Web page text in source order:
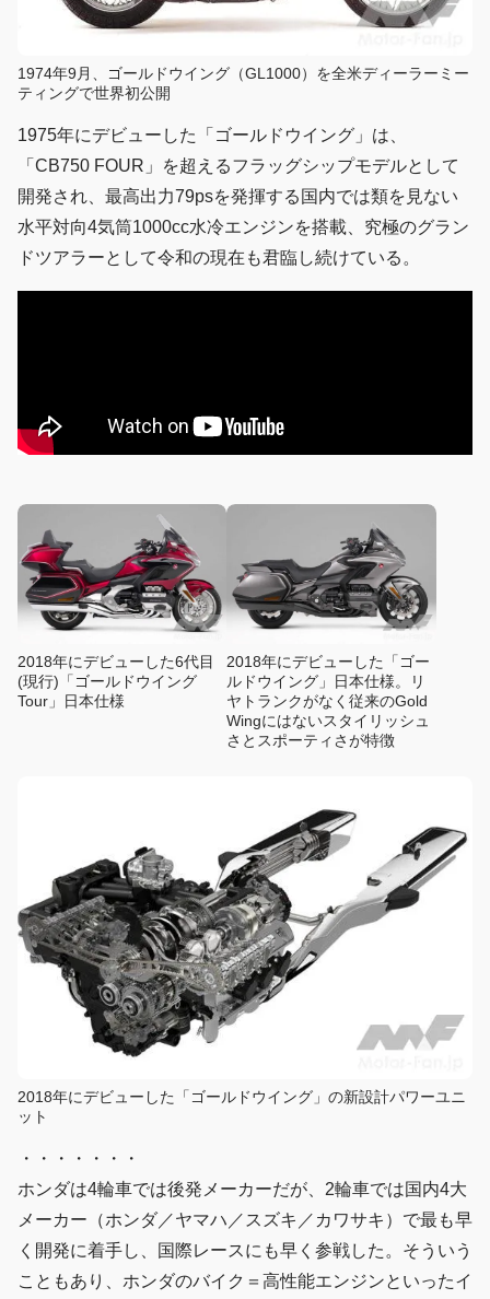
1974年9月、ゴールドウイング（GL1000）を全米ディーラーミー
ティングで世界初公開
1975年にデビューした「ゴールドウイング」は、
「CB750 FOUR」を超えるフラッグシップモデルとして
開発され、最高出力79psを発揮する国内では類を見ない
水平対向4気筒1000cc水冷エンジンを搭載、究極のグラン
ドツアラーとして令和の現在も君臨し続けている。
2018年にデビューした6代目
(現行)「ゴールドウイング
Tour」日本仕様
2018年にデビューした「ゴー
ルドウイング」日本仕様。リ
ヤトランクがなく従来のGold
Wingにはないスタイリッシュ
さとスポーティさが特徴
2018年にデビューした「ゴールドウイング」の新設計パワーユニ
ット
・・・・・・・
ホンダは4輪車では後発メーカーだが、2輪車では国内4大
メーカー（ホンダ／ヤマハ／スズキ／カワサキ）で最も早
く開発に着手し、国際レースにも早く参戦した。そういう
こともあり、ホンダのバイク＝高性能エンジンといったイ